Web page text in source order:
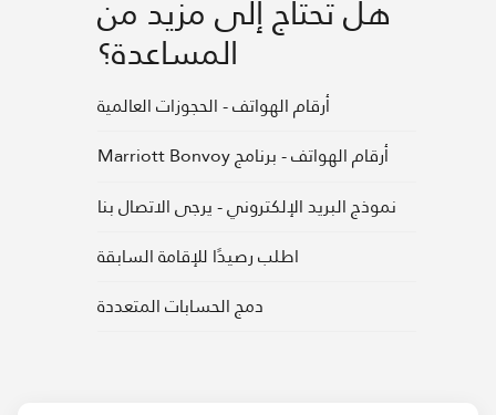
تحتاج إلى مزيد من
المساعدة؟
أرقام الهواتف - الحجوزات العالمية
أرقام الهواتف - برنامج Marriott Bonvoy
البريد الإلكتروني - يرجى الاتصال بنا
اطلب رصيدًا للإقامة السابقة
دمج الحسابات المتعددة